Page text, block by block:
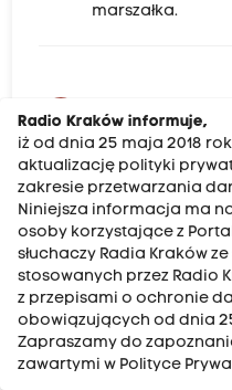
marszałka.
Z
Nie po to
"artystów", żeby
Każda krytyka
L
lajkonik
2026-07-04
Wszędzie
Radio Kraków informuje,
iż od dnia 25 maja 2018
aktualizację polityki
zakresie przetwarzania
Niniejsza informacja ma
osoby korzystające z
słuchaczy Radia Kraków
stosowanych przez Radio
z przepisami o ochronie
obowiązujących od dnia
Zapraszamy do
zawartymi w Polityce